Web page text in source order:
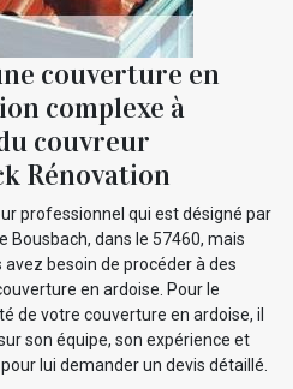
couverture en
complexe à
couvreur
Rénovation
professionnel qui est désigné par
Bousbach, dans le 57460, mais
besoin de procéder à des
en ardoise. Pour le
de votre couverture en ardoise, il
son équipe, son expérience et
lui demander un devis détaillé.